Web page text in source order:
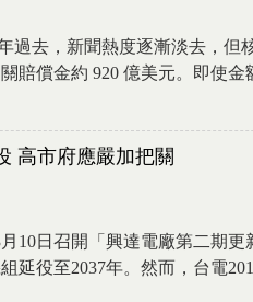
過去，新聞熱度逐漸淡去，
賠償金約 920 億美元。即使金
高市府應嚴加把關
10日召開「興達電廠第二期
延役至2037年。然而，台電